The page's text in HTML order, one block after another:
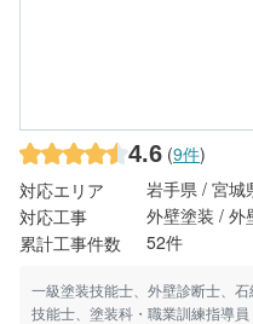
4.6 (9件)
対応エリア
岩手県 / 宮城
対応工事
外壁塗装 / 外
累計工事件数
52件
一級塗装技能士、外壁診断士、
技能士、塗装科・職業訓練指導員